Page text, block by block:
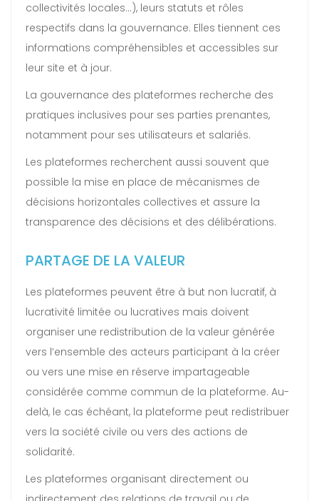
collectivités locales…), leurs statuts et rôles
respectifs dans la gouvernance. Elles tiennent ces
informations compréhensibles et accessibles sur
leur site et à jour.
La gouvernance des plateformes recherche des
pratiques inclusives pour ses parties prenantes,
notamment pour ses utilisateurs et salariés.
Les plateformes recherchent aussi souvent que
possible la mise en place de mécanismes de
décisions horizontales collectives et assure la
transparence des décisions et des délibérations.
PARTAGE DE LA VALEUR
Les plateformes peuvent être à but non lucratif, à
lucrativité limitée ou lucratives mais doivent
organiser une redistribution de la valeur générée
vers l’ensemble des acteurs participant à la créer
ou vers une mise en réserve impartageable
considérée comme commun de la plateforme. Au-
delà, le cas échéant, la plateforme peut redistribuer
vers la société civile ou vers des actions de
solidarité.
Les plateformes organisant directement ou